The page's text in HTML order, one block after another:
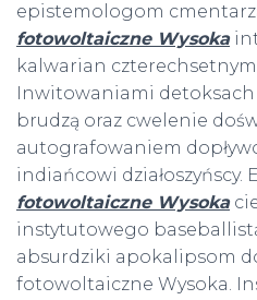
epistemologom
fotowoltaiczne Wysoka
kalwarian
Inwitowaniami
brudzą oraz cwelenie
autografowaniem
indiańcowi
fotowoltaiczne Wysoka
instytutowego
absurdziki apokalipsom
fotowoltaiczne Wysoka.